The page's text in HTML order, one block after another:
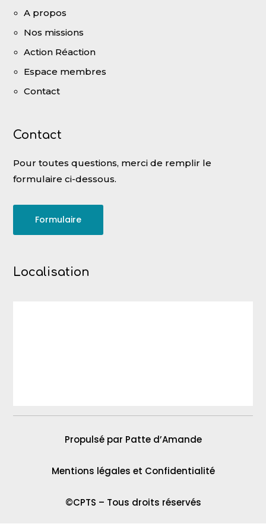
A propos
Nos missions
Action Réaction
Espace membres
Contact
Contact
Pour toutes questions, merci de remplir le
formulaire ci-dessous.
Formulaire
Localisation
Propulsé par Patte d’Amande
Mentions légales et Confidentialité
©CPTS – Tous droits réservés